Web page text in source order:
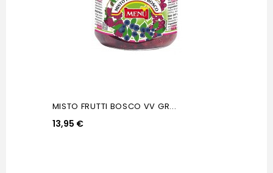
MISTO FRUTTI BOSCO VV GR...
13,95 €